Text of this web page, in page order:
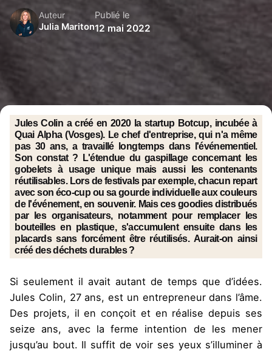
Auteur
Julia Mariton
Publié le
12 mai 2022
Jules Colin a créé en 2020 la startup Botcup, incubée à
Quai Alpha (Vosges). Le chef d'entreprise, qui n'a même
pas 30 ans, a travaillé longtemps dans l'événementiel.
Son constat ? L'étendue du gaspillage concernant les
gobelets à usage unique mais aussi les contenants
réutilisables. Lors de festivals par exemple, chacun repart
avec son éco-cup ou sa gourde individuelle aux couleurs
de l'événement, en souvenir. Mais ces goodies distribués
par les organisateurs, notamment pour remplacer les
bouteilles en plastique, s'accumulent ensuite dans les
placards sans forcément être réutilisés. Aurait-on ainsi
créé des déchets durables ?
Si seulement il avait autant de temps que d’idées.
Jules Colin, 27 ans, est un entrepreneur dans l’âme.
Des projets, il en conçoit et en réalise depuis ses
seize ans, avec la ferme intention de les mener
jusqu’au bout. Il suffit de voir ses yeux s’illuminer à